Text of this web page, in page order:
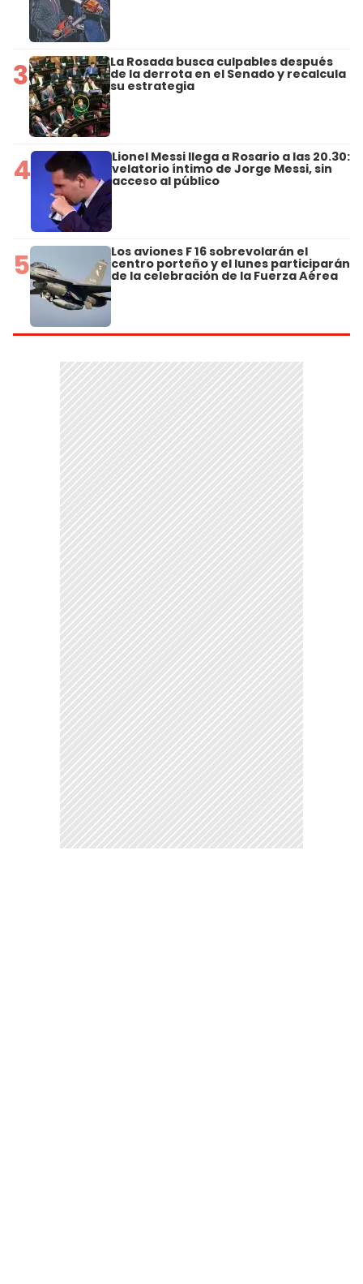
3 La Rosada busca culpables después
de la derrota en el Senado y recalcula
su estrategia
4 Lionel Messi llega a Rosario a las 20.30:
velatorio íntimo de Jorge Messi, sin
acceso al público
5 Los aviones F 16 sobrevolarán el
centro porteño y el lunes participarán
de la celebración de la Fuerza Aérea